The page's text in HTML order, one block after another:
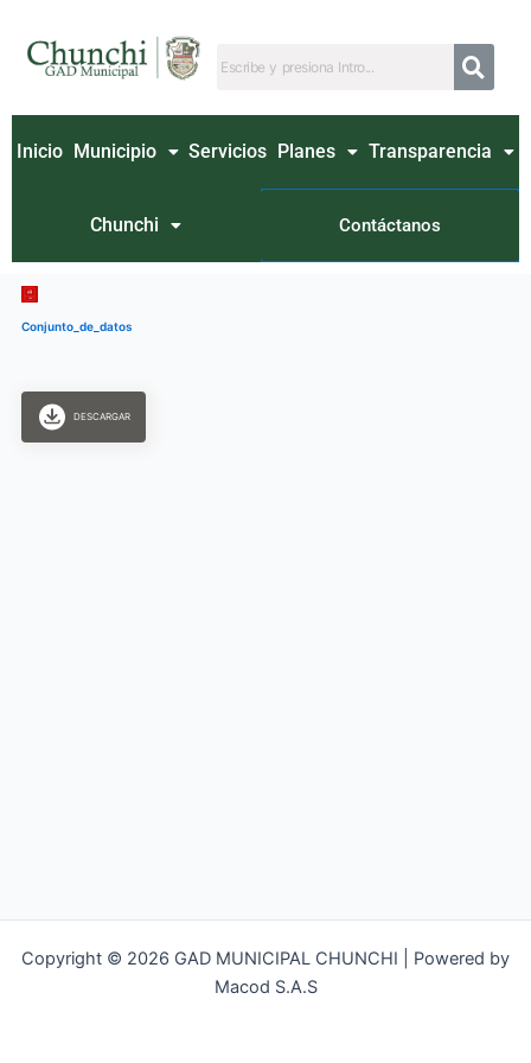
contenido
Inicio Municipio Servicios Planes Transparencia
Chunchi Contáctanos
Conjunto_de_datos
DESCARGAR
Copyright © 2026 GAD MUNICIPAL CHUNCHI | Powered by
Macod S.A.S